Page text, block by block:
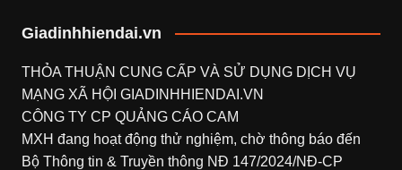
Giadinhhiendai.vn
THỎA THUẬN CUNG CẤP VÀ SỬ DỤNG DỊCH VỤ
MẠNG XÃ HỘI GIADINHHIENDAI.VN
CÔNG TY CP QUẢNG CÁO CAM
MXH đang hoạt động thử nghiệm, chờ thông báo đến
Bộ Thông tin & Truyền thông NĐ 147/2024/NĐ-CP